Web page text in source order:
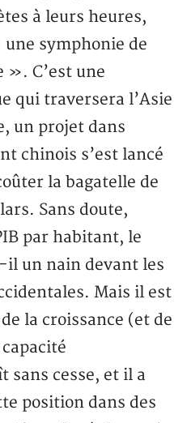
à leurs heures,
symphonie de
». C’est une
qui traversera l’Asie
un projet dans
chinois s’est lancé
la bagatelle de
Sans doute,
par habitant, le
un nain devant les
Mais il est
la croissance (et de
sans cesse, et il a
position dans des